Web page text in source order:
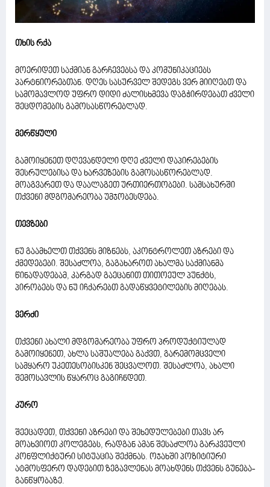
თხის რქა
მოერიდეთ საქმიან გარჩევებსა და კომუნიკაციებს
პარტნიორებთან. დღეს სასურველ შედეგს ვერ მიიღებთ და
სამომავლოდ უფრო დიდი ძალისხმევა დაგჭირდებათ ძველი
შეცდომების გამოსასწორებლად.
მერწყული
გამოიყენეთ დღევანდელი დღე ძველი დაპირებების
შესრულებისა და ხარვეზების გამოსასწორებლად.
მოაგვარეთ და დაალაგეთ ურთიერთობები. სამსახურში
თქვენი მდგომარეობა უმჯობესდება.
თევზები
ნუ გაამხელთ თქვენს მიზნებს, აკონტროლეთ აზრები და
ქმედებები. შესაძლოა, გაგახაროთ ახალმა საქმიანმა
წინადადებამ, კარგად გაეცანით თითოეულ პუნქტს,
პირობებს და ნუ იჩქარებთ გადაწყვეტილების მიღებას.
ვერძი
თქვენი ახალი მდგომარეობა უფრო პროდუქტიულად
გამოიყენეთ, ახლა საშუალება გაქვთ, გარემომცველი
სამყარო უკეთესობისკენ შეცვალოთ. შესაძლოა, ახალი
შემოსავლის წყაროც გაგიჩნდეთ.
კურო
შეეცადეთ, თქვენი აზრები და შეხედულებები თავს არ
მოახვიოთ კოლეგებს, რადგან ამან შესაძლოა გარკვეული
კონფლიქტური სიტუაცია შექმნას. ოჯახში პოზიტიური
ატმოსფერო დადებით ზეგავლენას მოახდენს თქვენს გუნება-
განწყობაზე.